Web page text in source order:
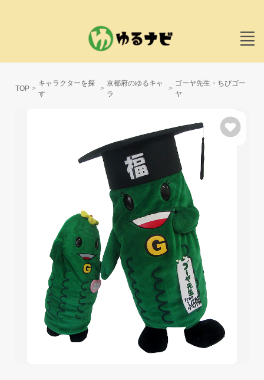
TOP
キャラクターを探
す
京都府のゆるキャ
ラ
ゴーヤ先生・ちびゴー
ヤ